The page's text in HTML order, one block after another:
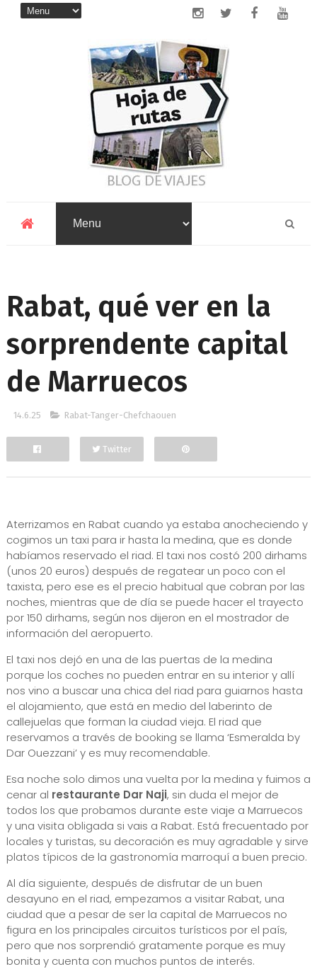
Rabat, qué ver en la
sorprendente capital
de Marruecos
14.6.25 Rabat-Tanger-Chefchaouen
Twitter
Aterrizamos en Rabat cuando ya estaba anocheciendo y
cogimos un taxi para ir hasta la medina, que es donde
habíamos reservado el riad. El taxi nos costó 200 dirhams
(unos 20 euros) después de regatear un poco con el
taxista, pero ese es el precio habitual que cobran por las
noches, mientras que de día se puede hacer el trayecto
por 150 dirhams, según nos dijeron en el mostrador de
información del aeropuerto.
El taxi nos dejó en una de las puertas de la medina
porque los coches no pueden entrar en su interior y allí
nos vino a buscar una chica del riad para guiarnos hasta
el alojamiento, que está en medio del laberinto de
callejuelas que forman la ciudad vieja. El riad que
reservamos a través de booking se llama ‘Esmeralda by
Dar Ouezzani’ y es muy recomendable.
Esa noche solo dimos una vuelta por la medina y fuimos a
cenar al restaurante Dar Naji, sin duda el mejor de
todos los que probamos durante este viaje a Marruecos
y una visita obligada si vais a Rabat. Está frecuentado por
locales y turistas, su decoración es muy agradable y sirve
platos típicos de la gastronomía marroquí a buen precio.
Al día siguiente, después de disfrutar de un buen
desayuno en el riad, empezamos a visitar Rabat, una
ciudad que a pesar de ser la capital de Marruecos no
figura en los principales circuitos turísticos por el país,
pero que nos sorprendió gratamente porque es muy
bonita y cuenta con muchos puntos de interés.